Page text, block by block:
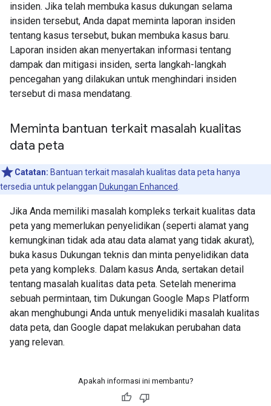
insiden. Jika telah membuka kasus dukungan selama
insiden tersebut, Anda dapat meminta laporan insiden
tentang kasus tersebut, bukan membuka kasus baru.
Laporan insiden akan menyertakan informasi tentang
dampak dan mitigasi insiden, serta langkah-langkah
pencegahan yang dilakukan untuk menghindari insiden
tersebut di masa mendatang.
Meminta bantuan terkait masalah kualitas
data peta
Catatan: Bantuan terkait masalah kualitas data peta hanya
tersedia untuk pelanggan Dukungan Enhanced
Jika Anda memiliki masalah kompleks terkait kualitas data
peta yang memerlukan penyelidikan (seperti alamat yang
kemungkinan tidak ada atau data alamat yang tidak akurat),
buka kasus Dukungan teknis dan minta penyelidikan data
peta yang kompleks. Dalam kasus Anda, sertakan detail
tentang masalah kualitas data peta. Setelah menerima
sebuah permintaan, tim Dukungan Google Maps Platform
akan menghubungi Anda untuk menyelidiki masalah kualitas
data peta, dan Google dapat melakukan perubahan data
yang relevan.
Apakah informasi ini membantu?